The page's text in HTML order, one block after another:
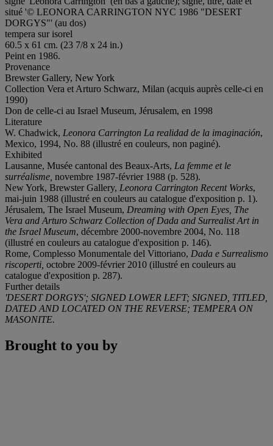
situé '© LEONORA CARRINGTON NYC 1986 "DESERT
DORGYS"' (au dos)
tempera sur isorel
60.5 x 61 cm. (23 7/8 x 24 in.)
Peint en 1986.
Provenance
Brewster Gallery, New York
Collection Vera et Arturo Schwarz, Milan (acquis auprès celle-ci en
1990)
Don de celle-ci au Israel Museum, Jérusalem, en 1998
Literature
W. Chadwick, Leonora Carrington La realidad de la imaginación,
Mexico, 1994, No. 88 (illustré en couleurs, non paginé).
Exhibited
Lausanne, Musée cantonal des Beaux-Arts, La femme et le
surréalisme, novembre 1987-février 1988 (p. 528).
New York, Brewster Gallery, Leonora Carrington Recent Works,
mai-juin 1988 (illustré en couleurs au catalogue d'exposition p. 1).
Jérusalem, The Israel Museum, Dreaming with Open Eyes, The
Vera and Arturo Schwarz Collection of Dada and Surrealist Art in
the Israel Museum, décembre 2000-novembre 2004, No. 118
(illustré en couleurs au catalogue d'exposition p. 146).
Rome, Complesso Monumentale del Vittoriano, Dada e Surrealismo
riscoperti, octobre 2009-février 2010 (illustré en couleurs au
catalogue d'exposition p. 287).
Further details
'DESERT DORGYS'; SIGNED LOWER LEFT; SIGNED, TITLED,
DATED AND LOCATED ON THE REVERSE; TEMPERA ON
MASONITE.
Brought to you by